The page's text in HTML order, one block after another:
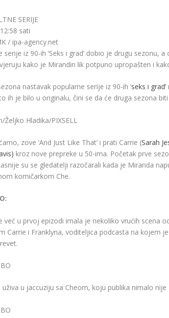
SERIJE
sati
/ ipa-agency.net
serije iz 90-ih ‘Seks i grad’ dobio je drugu sezonu,
kako je Mirandin lik potpuno upropašten i
nastavak popularne serije iz 90-ih ‘seks i grad’
ih je bilo u originalu, čini se da će druga sezona
Hladika/PIXSELL
zove ‘And Just Like That’ i prati Carrie (Sarah
kroz nove prepreke u 50-ima. Početak prve
su se gledatelji razočarali kada je Miranda
komičarkom Che.
već u prvoj epizodi imala je nekoliko vrućih scena
Carrie i Franklyna, voditeljica podcasta na kojem
u jaccuziju sa Cheom, koju publika nimalo nije